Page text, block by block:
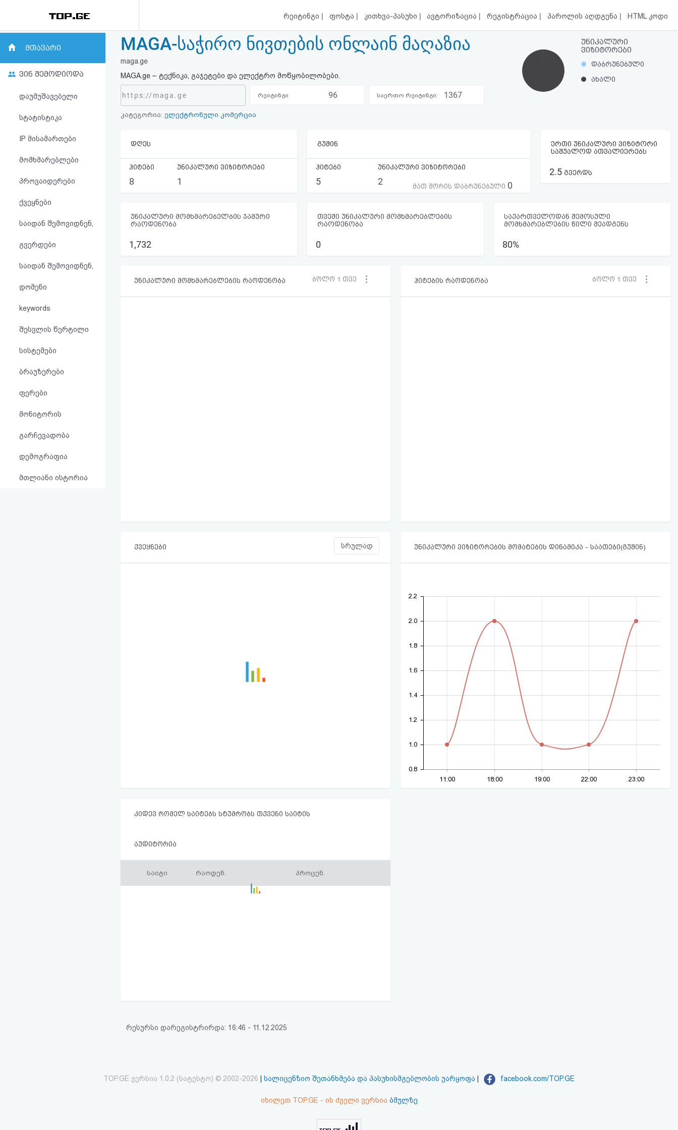
რეიტინგი | ფოსტა | კითხვა-პასუხი | ავტორიზაცია | რეგისტრაცია | პაროლის აღდგენა | HTML კოდი
რეიტინგი
(მთავარი)
კითხვა-
პასუხი
ავტორიზაცია
რეგისტრაცია
სალიცენზიო
შეთანხმება
მთავარი
ვინ შემოდიოდა
დაუმუშავებელი
სტატისტიკა
IP მისამართები
მომხმარებლები
პროვაიდერები
ქვეყნები
საიდან შემოვიდნენ,
გვერდები
საიდან შემოვიდნენ,
დომენი
keywords
შესვლის წერტილი
სისტემები
ბრაუზერები
ფერები
მონიტორის
გარჩევადობა
დემოგრაფია
მთლიანი ისტორია
MAGA-საჭირო ნივთების ონლაინ მაღაზია
maga.ge
MAGA.ge – ტექნიკა, გაჯეტები და ელექტრო მოწყობილობები.
https://maga.ge რეიტინგი
კატეგორიაში:
96 საერთო რეიტინგი: 1367
კატეგორია: ელექტრონული კომერცია
უნიკალური
ვიზიტორები
დაბრუნებული
ახალი
დღეს
ჰიტები
8
უნიკალური ვიზიტორები
1
გუშინ
ჰიტები
5
უნიკალური ვიზიტორები
2 მათ შორის დაბრუნებული 0
ერთი უნიკალური ვიზიტორი
საშუალოდ ათვალიერებს
2.5გვერდს
უნიკალური მომხმარებელბის ჯამური
რაოდენობა
1,732
თვეში უნიკალური მომხმარებლების
რაოდენობა
0
საქართველოდან შემოსული
მომხმარებლების წილი შეადგენს
80%
უნიკალური მომხმარებლების რაოდენობა ბოლო 1 თვე ჰიტების რაოდენობა ბოლო 1 თვე
ქვეყნები სრულად უნიკალური ვიზიტორების მომატების დინამიკა - საათები(გუშინ)
11:00 18:00 19:00 22:00 23:00
0.8
1.0
1.2
1.4
1.6
1.8
2.0
2.2
კიდევ რომელ საიტებს სტუმრობს თქვენი საიტის
აუდიტორია
საიტი რაოდენ. პროცენ.
რესურსი დარეგისტრირდა: 16:46 - 11.12.2025
TOP.GE ვერსია 1.0.2 (სატესტო) © 2002-2026 სალიცენზიო შეთანხმება და პასუხისმგებლობის უარყოფა facebook.com/TOP.GE
იხილეთ TOP.GE - ის ძველი ვერსია ბმულზე